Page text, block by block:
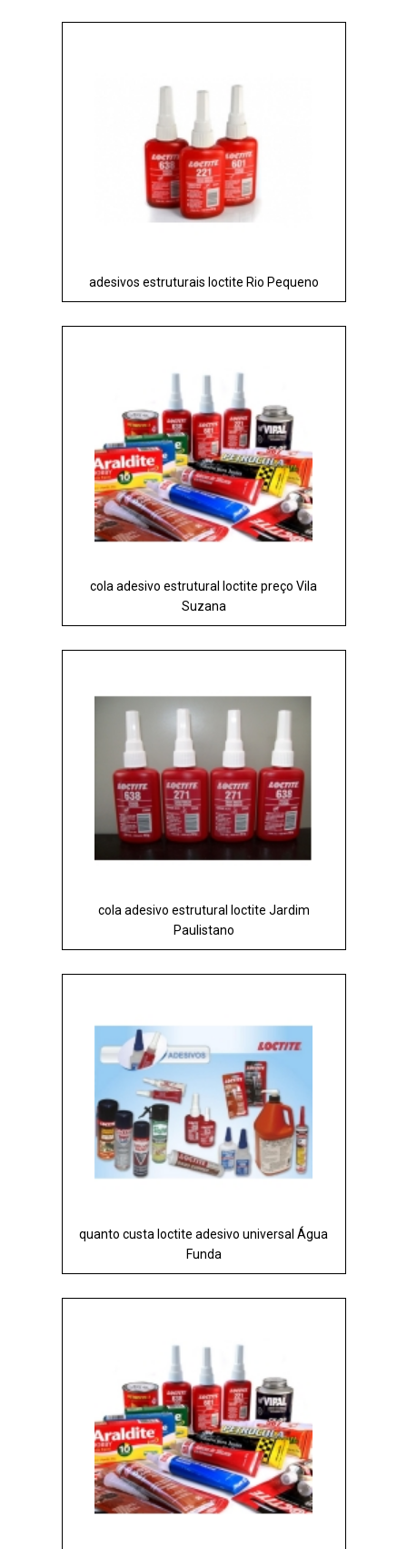
adesivos estruturais loctite Rio Pequeno
cola adesivo estrutural loctite preço Vila
Suzana
cola adesivo estrutural loctite Jardim
Paulistano
quanto custa loctite adesivo universal Água
Funda